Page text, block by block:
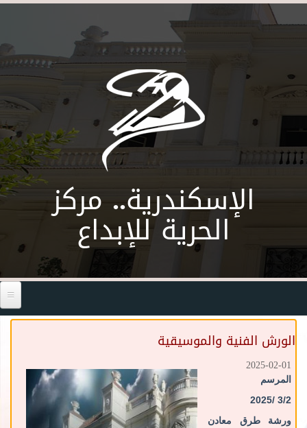
Skip to main content
الإسكندرية.. مركز
الحرية للإبداع
الورش الفنية والموسيقية
2025-02-01
المرسم
3/2 /2025
ورشة طرق معادن